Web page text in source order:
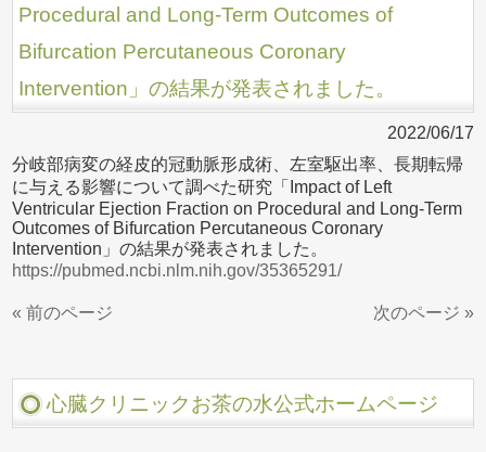
Procedural and Long-Term Outcomes of
Bifurcation Percutaneous Coronary
Intervention」の結果が発表されました。
2022/06/17
分岐部病変の経皮的冠動脈形成術、左室駆出率、長期転帰
に与える影響について調べた研究「Impact of Left
Ventricular Ejection Fraction on Procedural and Long-Term
Outcomes of Bifurcation Percutaneous Coronary
Intervention」の結果が発表されました。
https://pubmed.ncbi.nlm.nih.gov/35365291/
« 前のページ 次のページ »
心臓クリニックお茶の水公式ホームページ